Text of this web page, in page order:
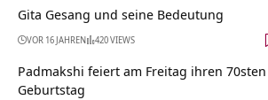
Gita Gesang und seine Bedeutung
VOR 16 JAHREN 420 VIEWS
Padmakshi feiert am Freitag ihren 70sten
Geburtstag